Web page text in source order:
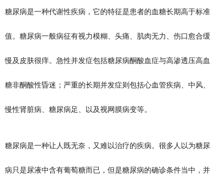
糖尿病是一种代谢性疾病，它的特征是患者的血糖长期高于标准
值。糖尿病一般病征有视力模糊、头痛、肌肉无力、伤口愈合缓
慢及皮肤很痒。急性并发症包括糖尿病酮酸血症与高渗透压高血
糖非酮酸性昏迷；严重的长期并发症则包括心血管疾病、中风、
慢性肾脏病、糖尿病足、以及视网膜病变等。
糖尿病是一种让人既无奈，又难以治疗的疾病。很多人以为糖尿
病只是尿液中含有葡萄糖而已，但是糖尿病的确诊条件当中，并